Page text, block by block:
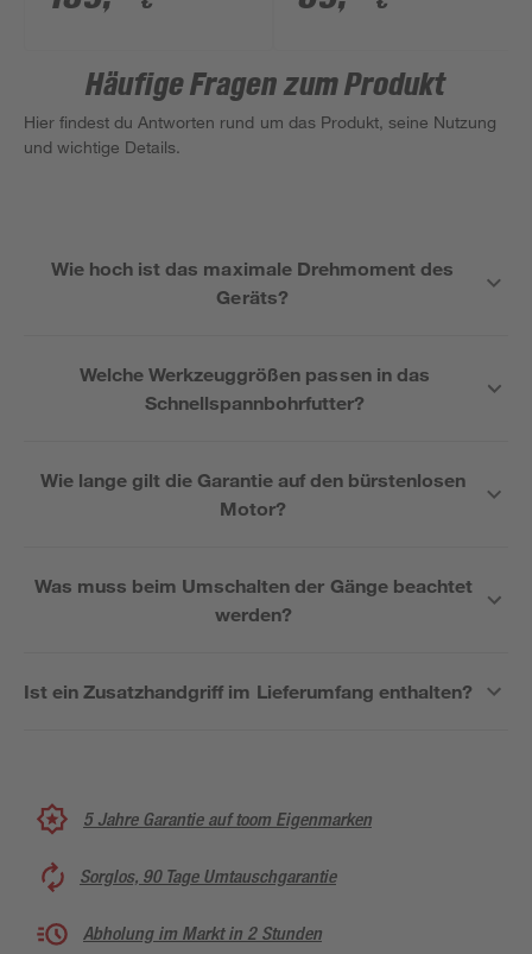
mit 2 Akkus
Häufige Fragen zum Produkt
Hier findest du Antworten rund um das Produkt, seine Nutzung
und wichtige Details.
Wie hoch ist das maximale Drehmoment des
Geräts?
Welche Werkzeuggrößen passen in das
Schnellspannbohrfutter?
Wie lange gilt die Garantie auf den bürstenlosen
Motor?
Was muss beim Umschalten der Gänge beachtet
werden?
Ist ein Zusatzhandgriff im Lieferumfang enthalten?
5 Jahre Garantie auf toom Eigenmarken
Sorglos, 90 Tage Umtauschgarantie
Abholung im Markt in 2 Stunden